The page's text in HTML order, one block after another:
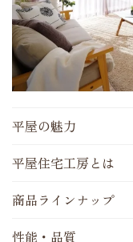
平屋の魅力
平屋住宅工房とは
商品ラインナップ
性能・品質